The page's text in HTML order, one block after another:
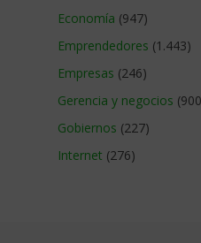
Economía (947)
Emprendedores (1.443)
Empresas (246)
Gerencia y negocios
Gobiernos (227)
Internet (276)